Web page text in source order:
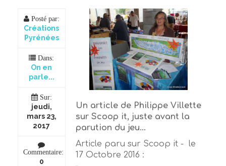
Posté par:
Créations
Pyrénées
Dans:
On en
parle...
Sur:
jeudi,
mars 23,
2017
Commentaire:
0
Un article de Philippe Villette
sur Scoop it, juste avant la
parution du jeu...
Article paru sur Scoop it - le
17 Octobre 2016 :